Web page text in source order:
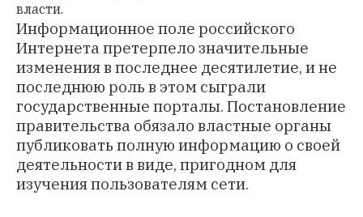
власти.
Информационное поле российского
Интернета претерпело значительные
изменения в последнее десятилетие, и не
последнюю роль в этом сыграли
государственные порталы. Постановление
правительства обязало властные органы
публиковать полную информацию о своей
деятельности в виде, пригодном для
изучения пользователям сети.